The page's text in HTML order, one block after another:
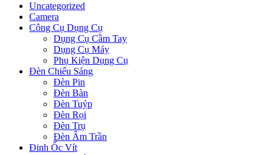
Uncategorized
Camera
Công Cụ Dụng Cụ
Dụng Cụ Cầm Tay
Dụng Cụ Máy
Phụ Kiện Dụng Cụ
Đèn Chiếu Sáng
Đèn Pin
Đèn Bàn
Đèn Tuýp
Đèn Rọi
Đèn Trụ
Đèn Âm Trần
Đinh Ốc Vít